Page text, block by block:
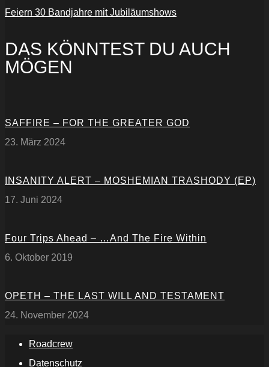
Feiern 30 Bandjahre mit Jubiläumshows
DAS KÖNNTEST DU AUCH
MÖGEN
SAFFIRE – FOR THE GREATER GOD
23. März 2024
INSANITY ALERT – MOSHEMIAN TRASHODY (EP)
17. Juni 2024
Four Trips Ahead – …And The Fire Within
6. Oktober 2019
OPETH – THE LAST WILL AND TESTAMENT
24. November 2024
Roadcrew
Datenschutz